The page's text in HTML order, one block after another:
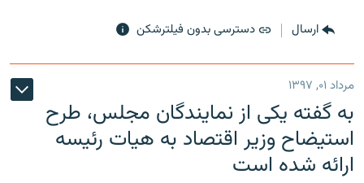
ارسال دسترسی بدون فیلترشکن
مرداد ۰۱, ۱۳۹۷
به گفته یکی از نمایندگان مجلس، طرح
استیضاح وزیر اقتصاد به هیات رئیسه
ارائه شده است